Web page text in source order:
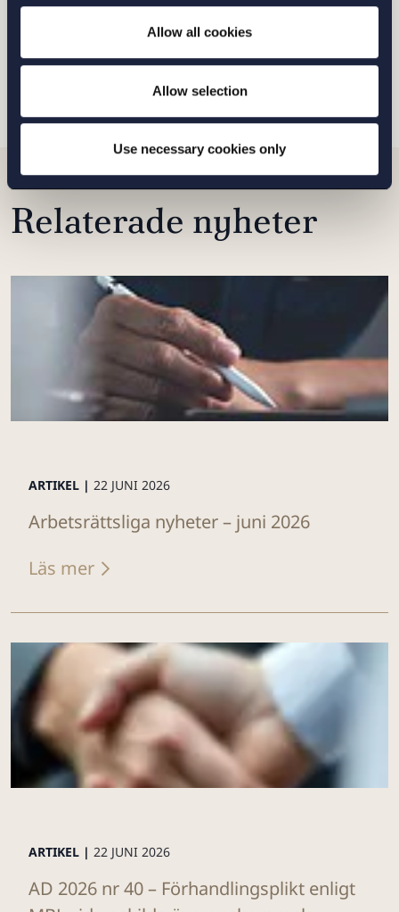
Allow all cookies
Allow selection
Use necessary cookies only
SKICKA
Relaterade nyheter
ARTIKEL | 22 JUNI 2026
Arbetsrättsliga nyheter – juni 2026
Läs mer
ARTIKEL | 22 JUNI 2026
AD 2026 nr 40 – Förhandlingsplikt enligt